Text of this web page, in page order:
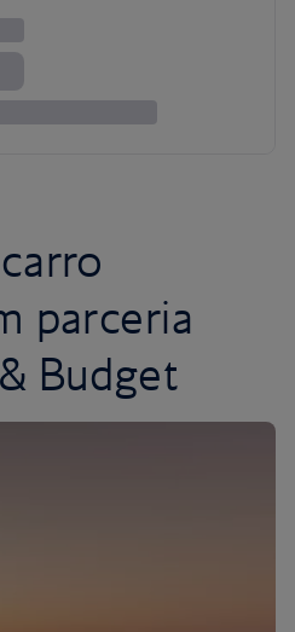
parceria
Budget